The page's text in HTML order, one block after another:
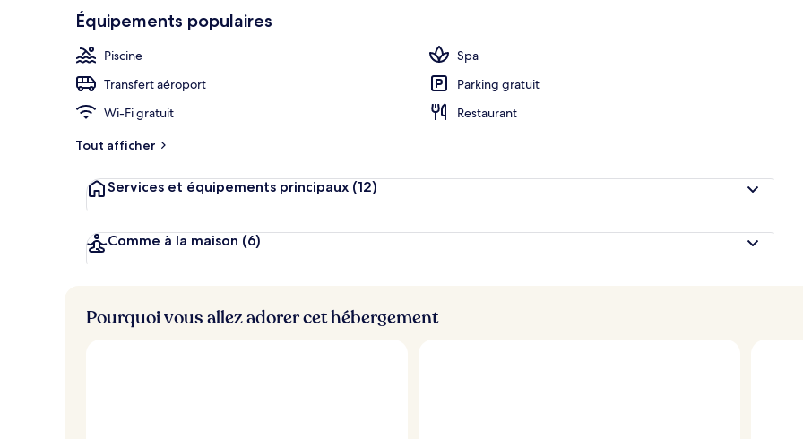
Équipements populaires
Piscine
Spa
Transfert aéroport
Parking gratuit
Wi-Fi gratuit
Restaurant
Tout afficher
Services et équipements principaux (12)
Comme à la maison (6)
Pourquoi vous allez adorer cet hébergement